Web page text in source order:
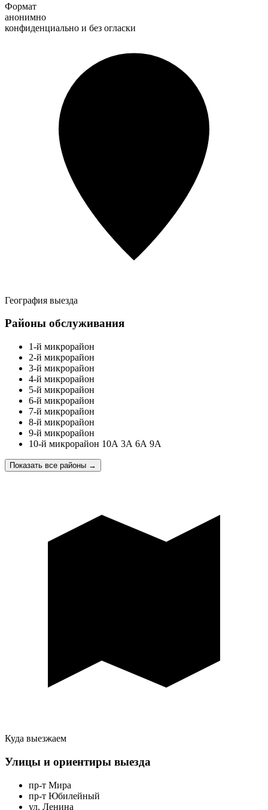
Формат
анонимно
конфиденциально и без огласки
География выезда
Районы обслуживания
1-й микрорайон
2-й микрорайон
3-й микрорайон
4-й микрорайон
5-й микрорайон
6-й микрорайон
7-й микрорайон
8-й микрорайон
9-й микрорайон
10-й микрорайон 10А 3А 6А 9А
Показать все районы →
Куда выезжаем
Улицы и ориентиры выезда
пр-т Мира
пр-т Юбилейный
ул. Ленина